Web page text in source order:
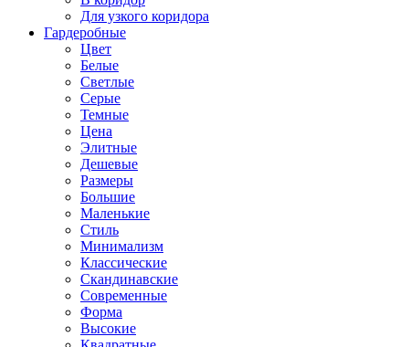
Для узкого коридора
Гардеробные
Цвет
Белые
Светлые
Серые
Темные
Цена
Элитные
Дешевые
Размеры
Большие
Маленькие
Стиль
Минимализм
Классические
Скандинавские
Современные
Форма
Высокие